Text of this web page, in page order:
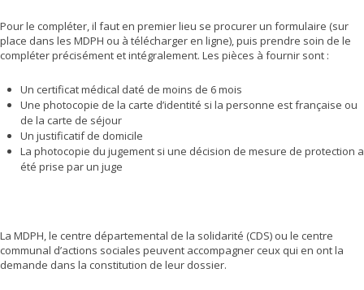
Pour le compléter, il faut en premier lieu se procurer un formulaire (sur
place dans les MDPH ou à télécharger en ligne), puis prendre soin de le
compléter précisément et intégralement. Les pièces à fournir sont :
Un certificat médical daté de moins de 6 mois
Une photocopie de la carte d’identité si la personne est française ou
de la carte de séjour
Un justificatif de domicile
La photocopie du jugement si une décision de mesure de protection a
été prise par un juge
La MDPH, le centre départemental de la solidarité (CDS) ou le centre
communal d’actions sociales peuvent accompagner ceux qui en ont la
demande dans la constitution de leur dossier.